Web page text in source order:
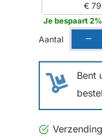
€
Je bespaart 2%
Bent
Aantal
Verzending